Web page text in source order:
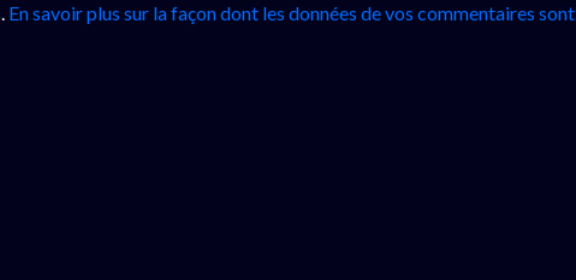
En savoir plus sur la façon dont les données de vos commentaires sont